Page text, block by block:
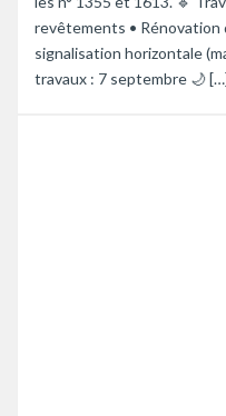
revêtements • Rénovation
signalisation horizontale
travaux : 7 septembre 🌙